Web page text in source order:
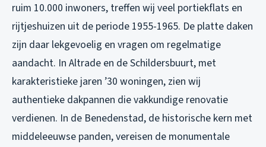
ruim 10.000 inwoners, treffen wij veel portiekflats en
rijtjeshuizen uit de periode 1955-1965. De platte daken
zijn daar lekgevoelig en vragen om regelmatige
aandacht. In Altrade en de Schildersbuurt, met
karakteristieke jaren ’30 woningen, zien wij
authentieke dakpannen die vakkundige renovatie
verdienen. In de Benedenstad, de historische kern met
middeleeuwse panden, vereisen de monumentale